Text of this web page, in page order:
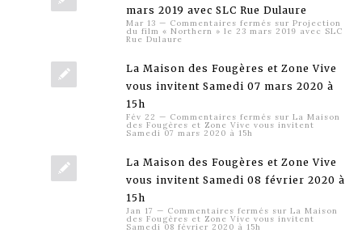
mars 2019 avec SLC Rue Dulaure
Mar 13 — Commentaires fermés sur Projection
du film « Northern » le 23 mars 2019 avec SLC
Rue Dulaure
La Maison des Fougères et Zone Vive
vous invitent Samedi 07 mars 2020 à
15h
Fév 22 — Commentaires fermés sur La Maison
des Fougères et Zone Vive vous invitent
Samedi 07 mars 2020 à 15h
La Maison des Fougères et Zone Vive
vous invitent Samedi 08 février 2020 à
15h
Jan 17 — Commentaires fermés sur La Maison
des Fougères et Zone Vive vous invitent
Samedi 08 février 2020 à 15h